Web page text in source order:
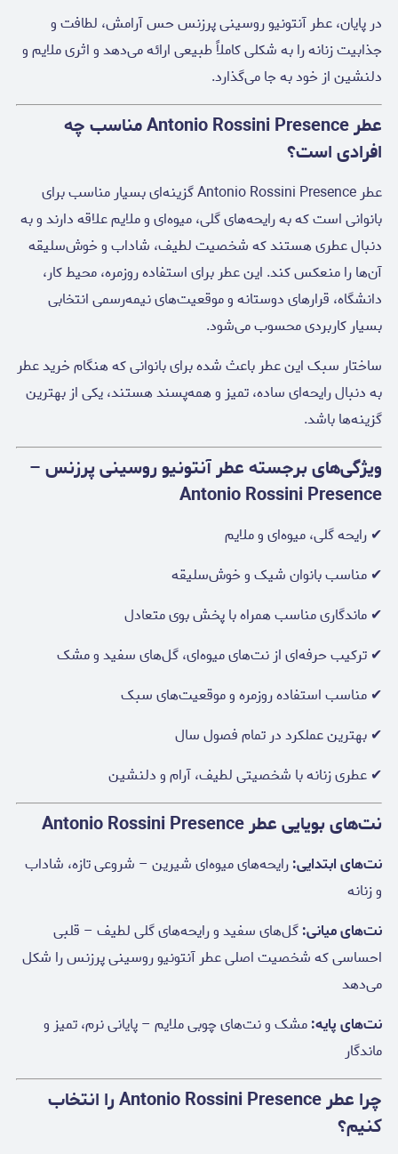
در پایان، عطر آنتونیو روسینی پرزنس حس آرامش، لطافت و
جذابیت زنانه را به شکلی کاملاً طبیعی ارائه می‌دهد و اثری ملایم و
دلنشین از خود به جا می‌گذارد.
عطر Antonio Rossini Presence مناسب چه
افرادی است؟
عطر Antonio Rossini Presence گزینه‌ای بسیار مناسب برای
بانوانی است که به رایحه‌های گلی، میوه‌ای و ملایم علاقه دارند و به
دنبال عطری هستند که شخصیت لطیف، شاداب و خوش‌سلیقه
آن‌ها را منعکس کند. این عطر برای استفاده روزمره، محیط کار،
دانشگاه، قرارهای دوستانه و موقعیت‌های نیمه‌رسمی انتخابی
بسیار کاربردی محسوب می‌شود.
ساختار سبک این عطر باعث شده برای بانوانی که هنگام خرید عطر
به دنبال رایحه‌ای ساده، تمیز و همه‌پسند هستند، یکی از بهترین
گزینه‌ها باشد.
ویژگی‌های برجسته عطر آنتونیو روسینی پرزنس –
Antonio Rossini Presence
✔ رایحه گلی، میوه‌ای و ملایم
✔ مناسب بانوان شیک و خوش‌سلیقه
✔ ماندگاری مناسب همراه با پخش بوی متعادل
✔ ترکیب حرفه‌ای از نت‌های میوه‌ای، گل‌های سفید و مشک
✔ مناسب استفاده روزمره و موقعیت‌های سبک
✔ بهترین عملکرد در تمام فصول سال
✔ عطری زنانه با شخصیتی لطیف، آرام و دلنشین
نت‌های بویایی عطر Antonio Rossini Presence
نت‌های ابتدایی:رایحه‌های میوه‌ای شیرین – شروعی تازه، شاداب
و زنانه
نت‌های میانی:گل‌های سفید و رایحه‌های گلی لطیف – قلبی
احساسی که شخصیت اصلی عطر آنتونیو روسینی پرزنس را شکل
می‌دهد
نت‌های پایه:مشک و نت‌های چوبی ملایم – پایانی نرم، تمیز و
ماندگار
چرا عطر Antonio Rossini Presence را انتخاب
کنیم؟